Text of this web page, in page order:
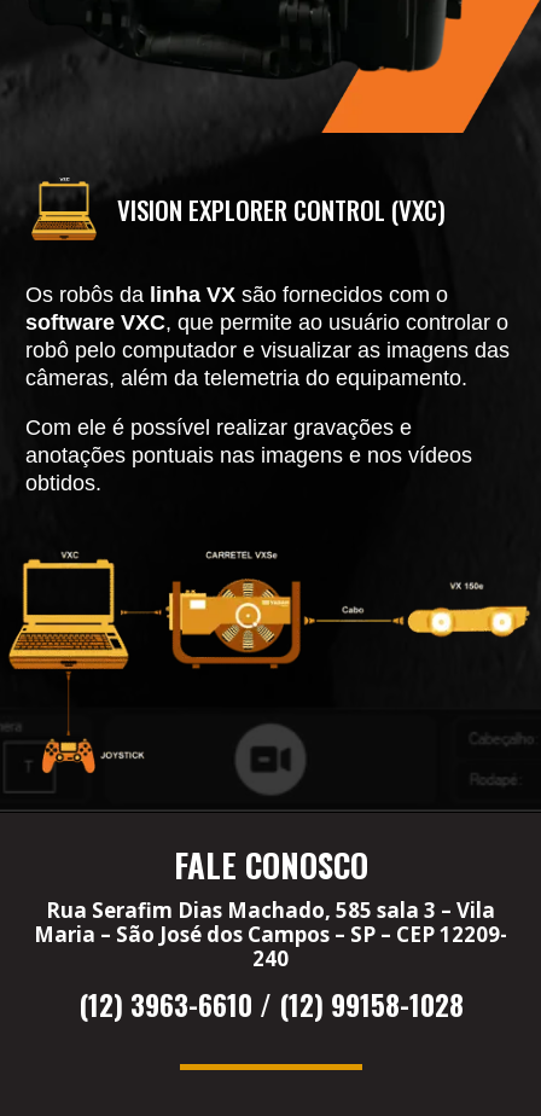
VISION EXPLORER CONTROL (VXC)
Os robôs da linha VX são fornecidos com o
software VXC, que permite ao usuário controlar o
robô pelo computador e visualizar as imagens das
câmeras, além da telemetria do equipamento.
Com ele é possível realizar gravações e
anotações pontuais nas imagens e nos vídeos
obtidos.
FALE CONOSCO
Rua Serafim Dias Machado, 585 sala 3 – Vila
Maria – São José dos Campos – SP – CEP 12209-
240
(12) 3963-6610 / (12) 99158-1028